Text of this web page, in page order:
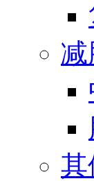
减
其